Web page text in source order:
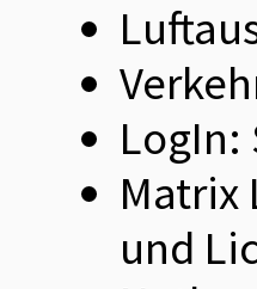
LogIn:
Matrix
und